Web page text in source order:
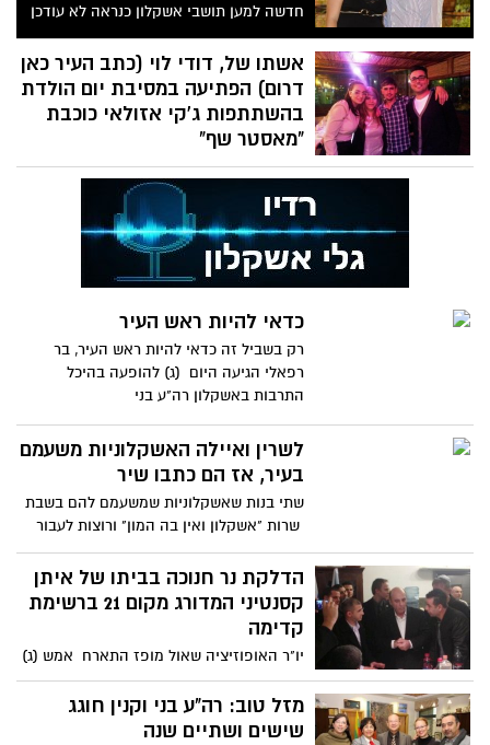
חדשה למען תושבי אשקלון כנראה לא עודכן
שעו"ד שגיב שלום, יו"ר
אשתו של, דודי לוי (כתב העיר כאן
דרום) הפתיעה במסיבת יום הולדת
בהשתתפות ג'קי אזולאי כוכבת
"מאסטר שף"
ביום חמישי האחרון הפתיעה אורנית לוי את
בעלה דודי לוי כתב עיתון "כאן דרום" הפתעה
במסיבת יום הולדת
כדאי להיות ראש העיר
רק בשביל זה כדאי להיות ראש העיר, בר
רפאלי הגיעה היום (ג) להופעה בהיכל
התרבות באשקלון רה"ע בני
לשרין ואיילה האשקלוניות משעמם
בעיר, אז הם כתבו שיר
שתי בנות שאשקלוניות שמשעמם להם בשבת
שרות "אשקלון ואין בה המון" ורוצות לעבור
לתל אביב.
הדלקת נר חנוכה בביתו של איתן
קסנטיני המדורג מקום 21 ברשימת
קדימה
יו"ר האופוזיציה שאול מופז התארח אמש (ג)
להדלקת נר חנוכה שלישי בבית איתן קסנטיני
עם ח"כ אכרם
מזל טוב: רה"ע בני וקנין חוגג
שישים ושתיים שנה